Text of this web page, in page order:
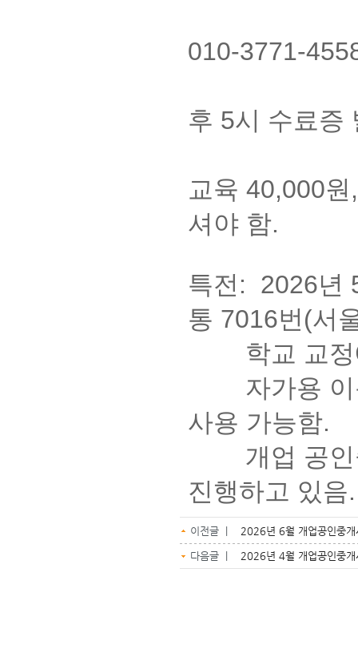
010-3771-
후 5시 수료증
교육 40,000
셔야 함.
특전: 2026년
통 7016번(서
학교 교정
자가용 이용
사용 가능함.
개업 공인중
진행하고 있
이전글 | 2026년 6월 개업공인중개
다음글 | 2026년 4월 개업공인중